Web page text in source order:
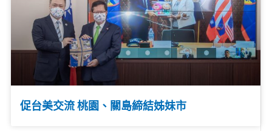
促台美交流 桃園、關島締結姊妹市